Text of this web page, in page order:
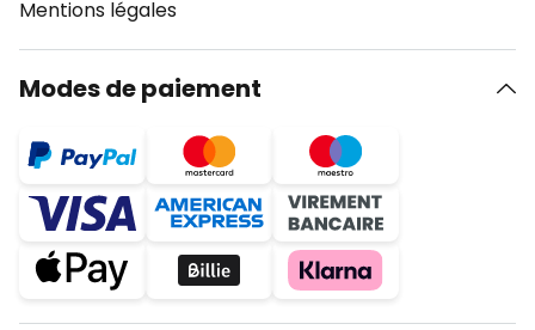
Mentions légales
Modes de paiement